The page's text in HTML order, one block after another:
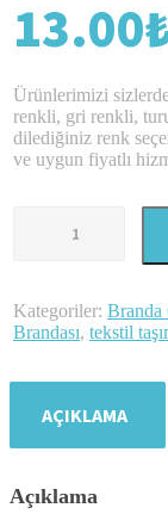
13.00
Ürünlerimizi
renkli, gri renkli,
dilediğiniz renk
ve uygun fiyatlı
Kategoriler: Branda
Brandası, tekstil
AÇIKLAMA
Açıklama